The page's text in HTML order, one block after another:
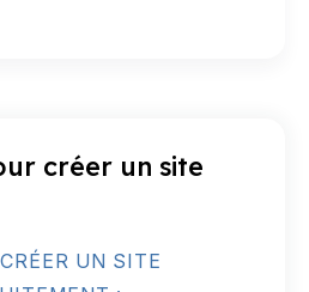
créer un site
UN SITE